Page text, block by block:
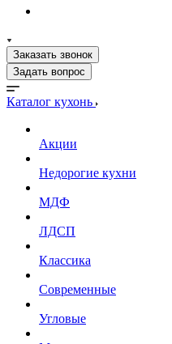
Заказать звонок
Задать вопрос
Каталог кухонь
Акции
Недорогие кухни
МДФ
ЛДСП
Классика
Современные
Угловые